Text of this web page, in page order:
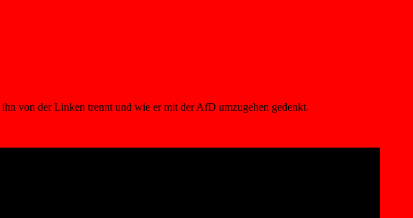
von der Linken trennt und wie er mit der AfD umzugehen gedenkt.